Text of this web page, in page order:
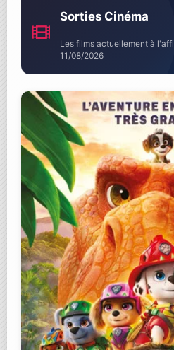
Sorties Cinéma
Les films actuellement à
11/08/2026